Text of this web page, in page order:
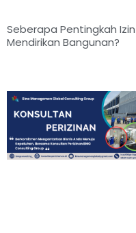
Seberapa Pentingkah Izin
Mendirikan Bangunan?